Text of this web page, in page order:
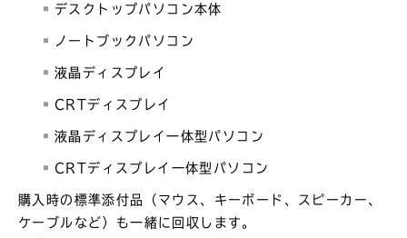
デスクトップパソコン本体
ノートブックパソコン
液晶ディスプレイ
CRTディスプレイ
液晶ディスプレイ一体型パソコン
CRTディスプレイ一体型パソコン
購入時の標準添付品（マウス、キーボード、スピーカー、
ケーブルなど）も一緒に回収します。